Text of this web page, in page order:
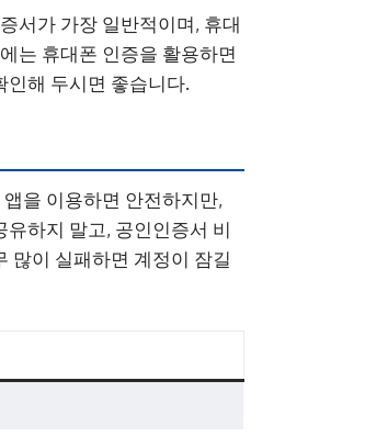
서가 가장 일반적이며, 휴대
는 휴대폰 인증을 활용하면
인해 두시면 좋습니다.
을 이용하면 안전하지만,
하지 말고, 공인인증서 비
많이 실패하면 계정이 잠길